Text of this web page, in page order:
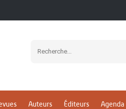
Auteurs Éditeurs Agenda